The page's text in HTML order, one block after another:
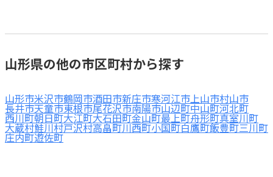
山形県の他の市区町村から探す
山形市米沢市鶴岡市酒田市新庄市寒河江市上山市村山市
長井市天童市東根市尾花沢市南陽市山辺町中山町河北町
西川町朝日町大江町大石田町金山町最上町舟形町真室川町
大蔵村鮭川村戸沢村高畠町川西町小国町白鷹町飯豊町三川町
庄内町遊佐町